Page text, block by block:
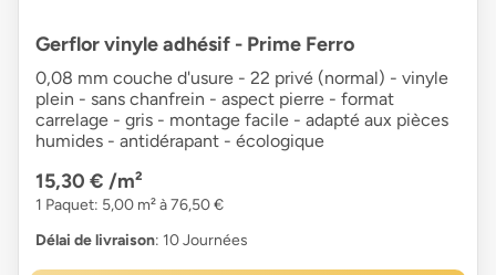
Gerflor vinyle adhésif - Prime Ferro
0,08 mm couche d'usure - 22 privé (normal) - vinyle
plein - sans chanfrein - aspect pierre - format
carrelage - gris - montage facile - adapté aux pièces
humides - antidérapant - écologique
15,30 € /m²
1 Paquet: 5,00 m² à 76,50 €
Délai de livraison: 10 Journées